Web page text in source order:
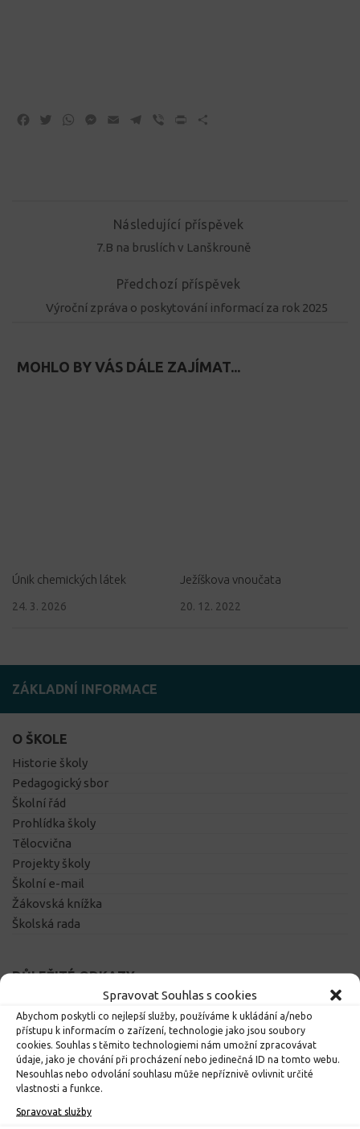
Spravovat Souhlas s cookies
Abychom poskytli co nejlepší služby, používáme k ukládání a/nebo
přístupu k informacím o zařízení, technologie jako jsou soubory
cookies. Souhlas s těmito technologiemi nám umožní zpracovávat
údaje, jako je chování při procházení nebo jedinečná ID na tomto webu.
Nesouhlas nebo odvolání souhlasu může nepříznivě ovlivnit určité
vlastnosti a funkce.
Spravovat služby
Facebook
TwitterWhatsApp
Messenger
Email Telegram
Viber Print
Následující příspěvek
7.B na bruslích v Lanškrouně
Předchozí příspěvek
Výroční zpráva o poskytování informací za rok 2025
MOHLO BY VÁS DÁLE ZAJÍMAT...
Únik chemických látek
24. 3. 2026
Ježíškova vnoučata
20. 12. 2022
ZÁKLADNÍ INFORMACE
O ŠKOLE
Historie školy
Pedagogický sbor
Školní řád
Prohlídka školy
Tělocvična
Projekty školy
Školní e-mail
Žákovská knížka
Školská rada
DŮLEŽITÉ ODKAZY
Vzdělávací portál
Výukový web
Obec Dolní Čermná
Pardubický kraj
Ministerstvo školství